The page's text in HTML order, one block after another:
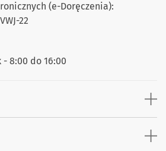
(e-Doręczenia):
22
8:00 do 16:00